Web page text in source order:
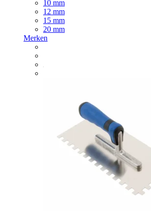
10 mm
12 mm
15 mm
20 mm
Merken